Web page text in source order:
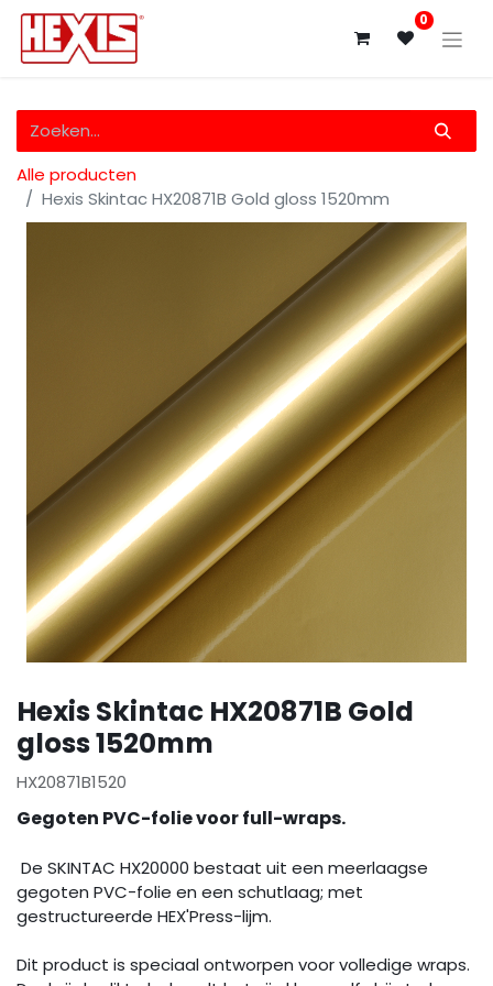
0
Alle producten
Hexis Skintac HX20871B Gold gloss 1520mm
Hexis Skintac HX20871B Gold
gloss 1520mm
HX20871B1520
Gegoten PVC-folie voor full-wraps.
De SKINTAC HX20000 bestaat uit een meerlaagse
gegoten PVC-folie en een schutlaag; met
gestructureerde HEX'Press-lijm.
Dit product is speciaal ontworpen voor volledige wraps.